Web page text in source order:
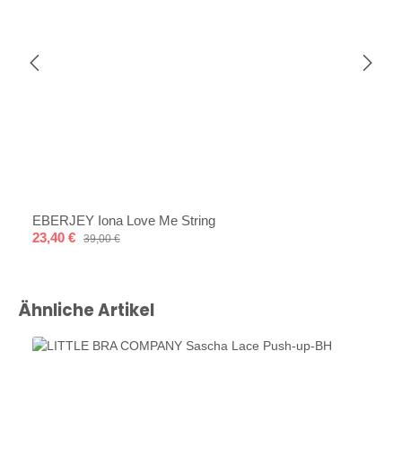
EBERJEY Iona Love Me String
Verkaufspreis:
23,40 € Regulärer Preis:
39,00 €
Produktgalerie überspringen
Ähnliche Artikel